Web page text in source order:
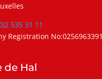
535 31 11
Registration No:0256963391
de Hal